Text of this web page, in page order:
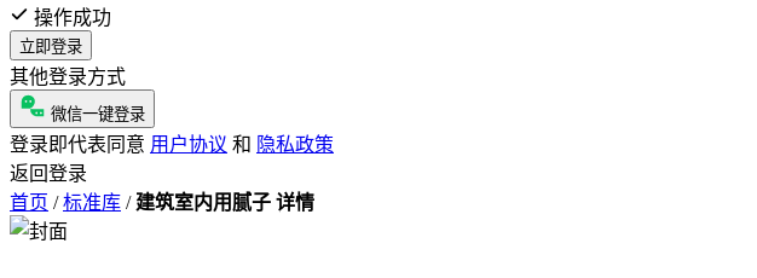
操作成功
立即登录
其他登录方式
微信一键登录
登录即代表同意 用户协议 和 隐私政策
返回登录
首页 / 标准库 / 建筑室内用腻子 详情